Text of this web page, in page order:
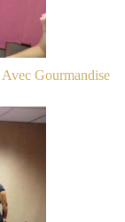
Avec Gourmandise